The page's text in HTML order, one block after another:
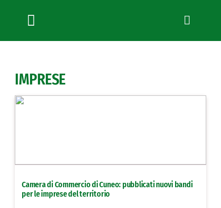
Toggle
Navigation
News
Bandi
Lavora con noi
IMPRESE
Camera di Commercio di Cuneo: pubblicati nuovi bandi
per le imprese del territorio